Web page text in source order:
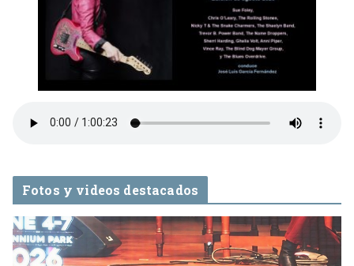
Fotos y videos destacados